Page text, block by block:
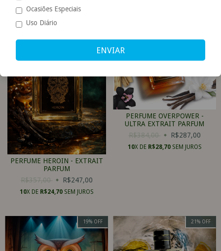
PERFUME HEROIN - EXTRAIT
PARFUM
R$357,00
R$247,00
10X DE R$24,70SEM JUROS
PERFUME OVERPOWER -
ULTRA EXTRAIT PARFUM
R$384,00
R$287,00
10X DE R$28,70SEM JUROS
19% OFF 21 % OFF
Ocasiões Especiais
Uso Diário
ENVIAR